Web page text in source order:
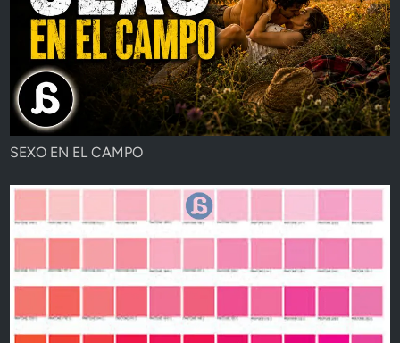
SEXO EN EL CAMPO